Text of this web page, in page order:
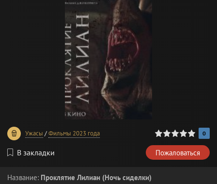
Ужасы /Фильмы 2023 года
0 0
В закладки Пожаловаться
Название: Проклятие Лилиан (Ночь сиделки)